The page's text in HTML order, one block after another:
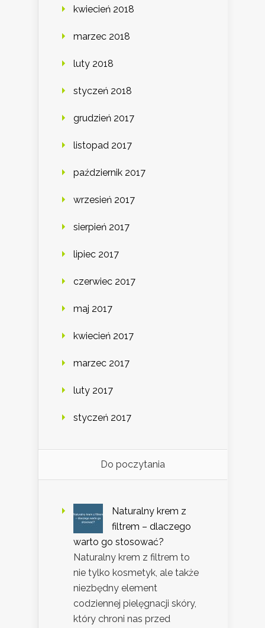
kwiecień 2018
marzec 2018
luty 2018
styczeń 2018
grudzień 2017
listopad 2017
październik 2017
wrzesień 2017
sierpień 2017
lipiec 2017
czerwiec 2017
maj 2017
kwiecień 2017
marzec 2017
luty 2017
styczeń 2017
Do poczytania
Naturalny krem z
filtrem – dlaczego
warto go stosować?
Naturalny krem z filtrem to
nie tylko kosmetyk, ale także
niezbędny element
codziennej pielęgnacji skóry,
który chroni nas przed